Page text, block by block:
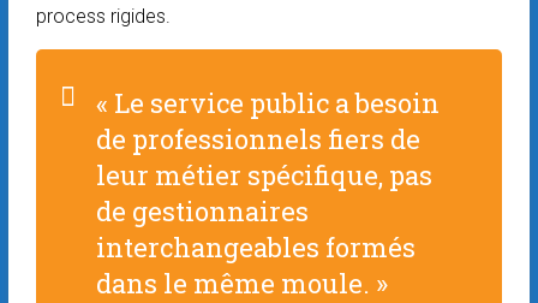
process rigides.
« Le service public a besoin
de professionnels fiers de
leur métier spécifique, pas
de gestionnaires
interchangeables formés
dans le même moule. »